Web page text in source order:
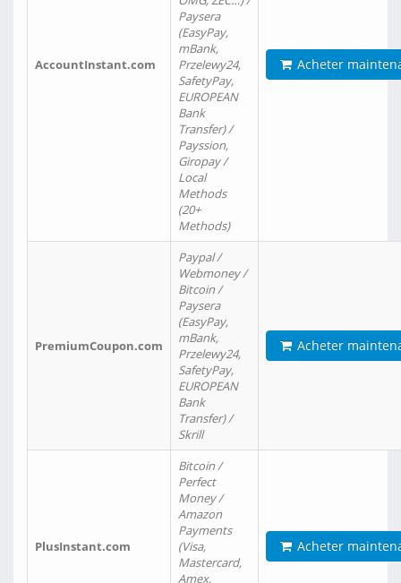
AccountInstant.com
Paysera
(EasyPay,
mBank,
Przelewy24,
SafetyPay,
EUROPEAN
Bank
Transfer) /
Payssion,
Giropay /
Local
Methods
(20+
Methods)
Acheter
PremiumCoupon.com
Paypal /
Webmoney /
Bitcoin /
Paysera
(EasyPay,
mBank,
Przelewy24,
SafetyPay,
EUROPEAN
Bank
Transfer) /
Skrill
Acheter
PlusInstant.com
Bitcoin /
Perfect
Money /
Amazon
Payments
(Visa,
Mastercard,
Amex,
Acheter